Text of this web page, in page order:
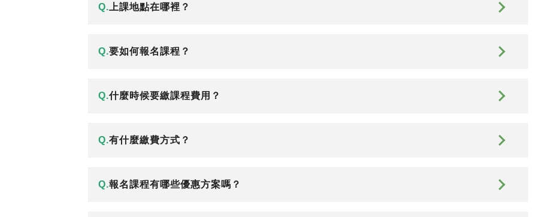
Q. 上課地點在哪裡？
Q.要如何報名課程？
Q.什麼時候要繳課程費用？
Q.有什麼繳費方式？
Q.報名課程有哪些優惠方案嗎？